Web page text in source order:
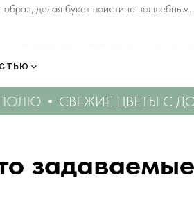
образ, делая букет поистине волшебным.
четко следовать инструкции,
доставке цветов индивидуально
наш администратор для уточнения
СВЕЖИЕ ЦВЕТЫ С